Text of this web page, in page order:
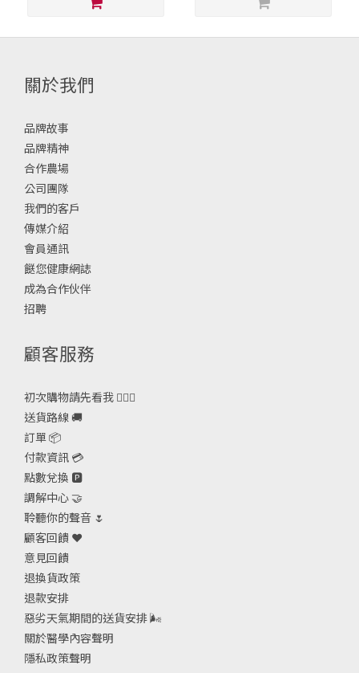
關於我們
品牌故事
品牌精神
合作農場
公司團隊
我們的客戶
傳媒介紹
會員通訊
餸您健康網誌
成為合作伙伴
招聘
顧客服務
初次購物請先看我 🙋🏻‍♀️
送貨路線 🚚
訂單 📦
付款資訊 💳
點數兌換 🅿️
調解中心 🤝
聆聽你的聲音 🌷
顧客回饋 ❤️
意見回饋
退換貨政策
退款安排
惡劣天氣期間的送貨安排🌬
關於醫學內容聲明
隱私政策聲明